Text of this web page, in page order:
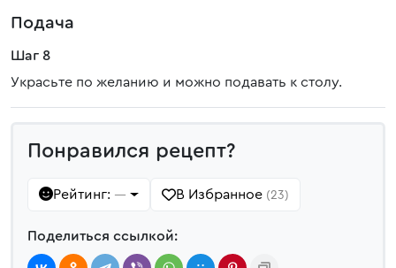
Подача
Шаг 8
Украсьте по желанию и можно подавать к столу.
Понравился рецепт?
Рейтинг: — В Избранное (23)
Поделиться ссылкой: